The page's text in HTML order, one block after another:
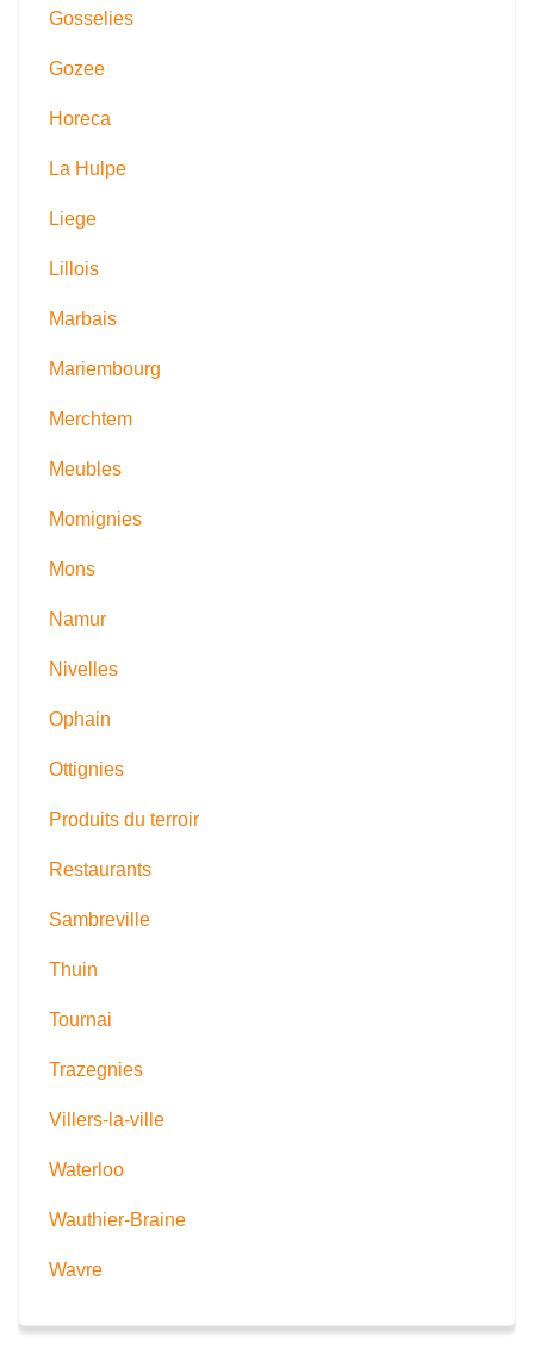
Gosselies
Gozee
Horeca
La Hulpe
Liege
Lillois
Marbais
Mariembourg
Merchtem
Meubles
Momignies
Mons
Namur
Nivelles
Ophain
Ottignies
Produits du terroir
Restaurants
Sambreville
Thuin
Tournai
Trazegnies
Villers-la-ville
Waterloo
Wauthier-Braine
Wavre